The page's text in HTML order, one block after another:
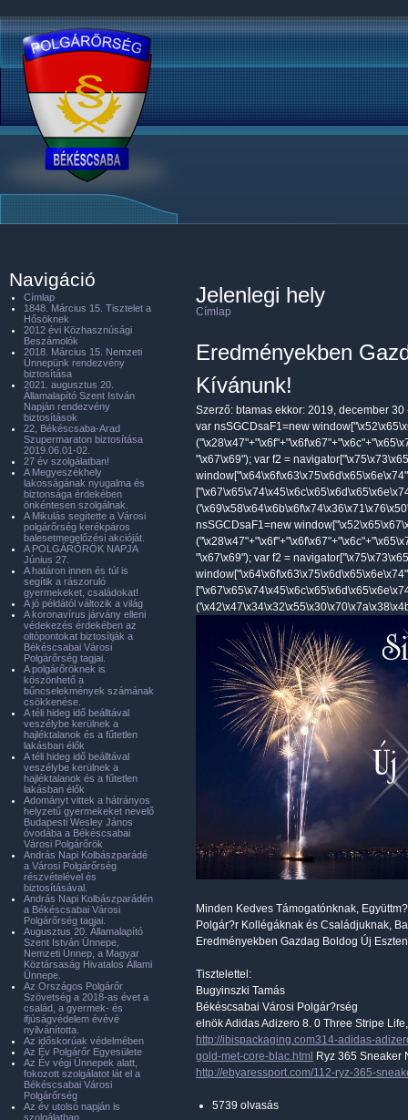
Jelenlegi hely
Címlap
Eredményekben
Kívánunk!
Szerző: btamas ekkor: 2019, december 30
var nsSGCDsaF1=new
"\x67\x69"); var f2 =
nsSGCDsaF1=new
"\x67\x69"); var f2 =
Minden Kedves Támogatónknak,
Polgár?r Kollégáknak és Családjuknak,
Eredményekben Gazdag Boldog Új
Tisztelettel:
Bugyinszki Tamás
Békéscsabai Városi Polgár?rség
elnök Adidas Adizero 8. 0 Three Stripe
http://ibispackaging.com314-adidas-
gold-met-core-blac.html Ryz 365 Sneaker
http://ebyaressport.com/112-ryz-365-
5739 olvasás
Navigáció
Címlap
1848. Március 15. Tisztelet a
Hősöknek
2012 évi Közhasznúsági
Beszámolók
2018. Március 15. Nemzeti
Ünnepünk rendezvény
biztosítása
2021. augusztus 20.
Államalapító Szent István
Napján rendezvény
biztosítások
22, Békéscsaba-Arad
Szupermaraton biztosítása
2019.06.01-02.
27 év szolgálatban!
A Megyeszékhely
lakosságának nyugalma és
biztonsága érdekében
önkéntesen szolgálnak.
A Mikulás segítette a Városi
polgárőrség kerékpáros
balesetmegelőzési akcióját.
A POLGÁRŐRÖK NAPJA
Június 27.
A határon innen és túl is
segítik a rászoruló
gyermekeket, családokat!
A jó példától változik a világ
A koronavírus járvány elleni
védekezés érdekében az
oltópontokat biztosítják a
Békéscsabai Városi
Polgárőrség tagjai.
A polgárőröknek is
köszönhető a
bűncselekmények számának
csökkenése.
A téli hideg idő beálltával
veszélybe kerülnek a
hajléktalanok és a fűtetlen
lakásban élők
A téli hideg idő beálltával
veszélybe kerülnek a
hajléktalanok és a fűtetlen
lakásban élők
Adományt vittek a hátrányos
helyzetű gyermekeket nevelő
Budapesti Wesley János
óvodába a Békéscsabai
Városi Polgárőrök
András Napi Kolbászparádé
a Városi Polgárőrség
részvételével és
biztosításával.
András Napi Kolbászparádén
a Békéscsabai Városi
Polgárőrség tagjai.
Augusztus 20. Államalapító
Szent István Ünnepe,
Nemzeti Ünnep, a Magyar
Köztársaság Hivatalos Állami
Ünnepe.
Az Országos Polgárőr
Szövetség a 2018-as évet a
család, a gyermek- és
ifjúságvédelem évévé
nyilvánította.
Az időskorúak védelmében
Az Év Polgárőr Egyesülete
Az Év végi Ünnepek alatt,
fokozott szolgálatot lát el a
Békéscsabai Városi
Polgárőrség
Az év utolsó napján is
szolgálatban